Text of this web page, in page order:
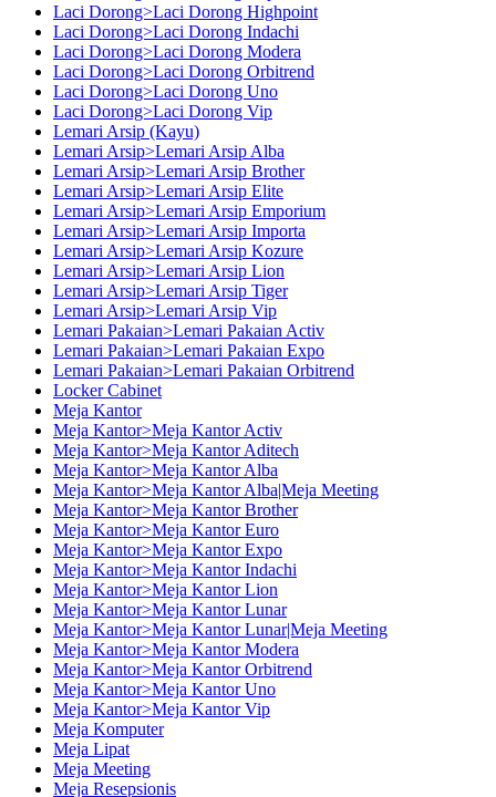
Laci Dorong>Laci Dorong Highpoint
Laci Dorong>Laci Dorong Indachi
Laci Dorong>Laci Dorong Modera
Laci Dorong>Laci Dorong Orbitrend
Laci Dorong>Laci Dorong Uno
Laci Dorong>Laci Dorong Vip
Lemari Arsip (Kayu)
Lemari Arsip>Lemari Arsip Alba
Lemari Arsip>Lemari Arsip Brother
Lemari Arsip>Lemari Arsip Elite
Lemari Arsip>Lemari Arsip Emporium
Lemari Arsip>Lemari Arsip Importa
Lemari Arsip>Lemari Arsip Kozure
Lemari Arsip>Lemari Arsip Lion
Lemari Arsip>Lemari Arsip Tiger
Lemari Arsip>Lemari Arsip Vip
Lemari Pakaian>Lemari Pakaian Activ
Lemari Pakaian>Lemari Pakaian Expo
Lemari Pakaian>Lemari Pakaian Orbitrend
Locker Cabinet
Meja Kantor
Meja Kantor>Meja Kantor Activ
Meja Kantor>Meja Kantor Aditech
Meja Kantor>Meja Kantor Alba
Meja Kantor>Meja Kantor Alba|Meja Meeting
Meja Kantor>Meja Kantor Brother
Meja Kantor>Meja Kantor Euro
Meja Kantor>Meja Kantor Expo
Meja Kantor>Meja Kantor Indachi
Meja Kantor>Meja Kantor Lion
Meja Kantor>Meja Kantor Lunar
Meja Kantor>Meja Kantor Lunar|Meja Meeting
Meja Kantor>Meja Kantor Modera
Meja Kantor>Meja Kantor Orbitrend
Meja Kantor>Meja Kantor Uno
Meja Kantor>Meja Kantor Vip
Meja Komputer
Meja Lipat
Meja Meeting
Meja Resepsionis